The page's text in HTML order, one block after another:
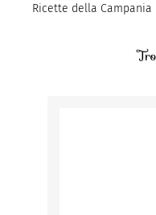
Ricette della Campania